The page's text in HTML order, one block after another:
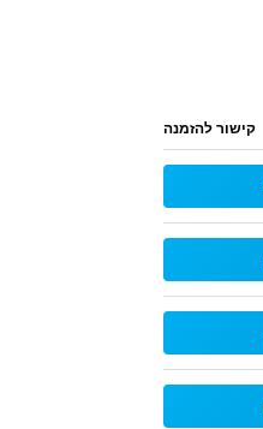
קישור להזמנה